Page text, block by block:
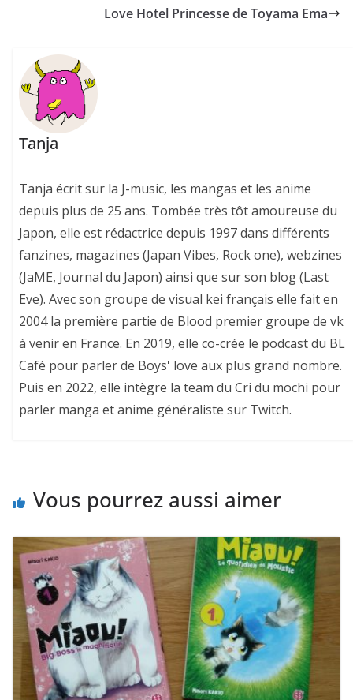
Love Hotel Princesse de Toyama Ema
Tanja
Tanja écrit sur la J-music, les mangas et les anime
depuis plus de 25 ans. Tombée très tôt amoureuse du
Japon, elle est rédactrice depuis 1997 dans différents
fanzines, magazines (Japan Vibes, Rock one), webzines
(JaME, Journal du Japon) ainsi que sur son blog (Last
Eve). Avec son groupe de visual kei français elle fait en
2004 la première partie de Blood premier groupe de vk
à venir en France. En 2019, elle co-crée le podcast du BL
Café pour parler de Boys' love aux plus grand nombre.
Puis en 2022, elle intègre la team du Cri du mochi pour
parler manga et anime généraliste sur Twitch.
Vous pourrez aussi aimer